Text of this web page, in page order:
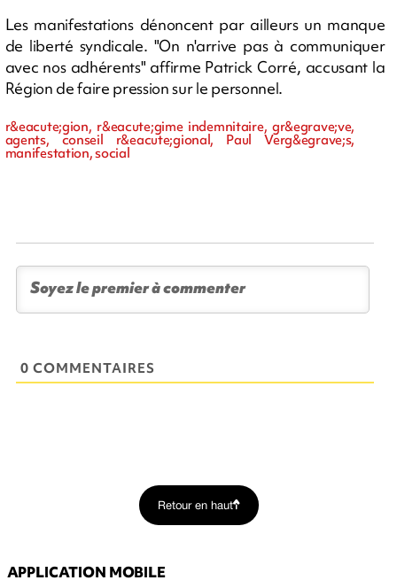
Les manifestations dénoncent par ailleurs un manque
de liberté syndicale. "On n'arrive pas à communiquer
avec nos adhérents" affirme Patrick Corré, accusant la
Région de faire pression sur le personnel.
r&eacute;gion, r&eacute;gime indemnitaire, gr&egrave;ve,
agents, conseil r&eacute;gional, Paul Verg&egrave;s,
manifestation, social
0 COMMENTAIRES
Retour en haut
APPLICATION MOBILE